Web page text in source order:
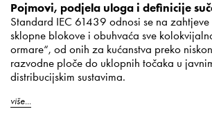
Pojmovi, podjela uloga i definicije
Standard IEC 61439 odnosi se na
sklopne blokove i obuhvaća sve
ormare“, od onih za kućanstva preko
razvodne ploče do uklopnih točaka u
distribucijskim sustavima.
više...